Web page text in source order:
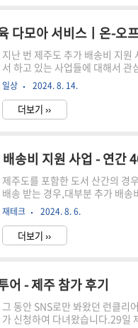
식사 가격까지 포함해도 훨씬 유
입장 후 4시에 겨우겨우 수영장을
그날 저는 모든 체력을 소진하여
고 일찍 자리에 눕게 됐습니다. 아
격금호리조트 제주는 서귀포시 남
있으며,코코몽 테마파크 바로 옆
지만 저는 제주시에서 넘어가야 해
다모아 서비스ㅣ온-오
지난 번 제주도 추가 배송비 지원
서 하고 있는 사업들에 대해서 관
습니다. 그러다 제주도 공식 유투
템 오픈 소식이 있어 살펴 봤습니
육다모아" 시스템은 도민의 평생
위해제주지역의 평생교육 정보를
긴 했으나,퀄리티가 많이 떨어져
않았는데 얼마나 개선이 됐는지
해 봤습니다. 평생교육 오프라인
긴 듯 하고,이번에 온라인 교육 시
서 괜찮다면 저도 이용해 보려고
스템 이용 방법 및 현황평생교육
기본적으로 도민들을 대상으로 하
일상 2024. 8. 14.
더보기 ››
제주도를 포함한 도서 산간의 경
배송 받는 경우,대부분 추가 배송
는 경우가 많습니다. 지난 번 러닝
해외 구매를 했었는데,처음에는
으나 제주도의 경우 10,000원 추
했습니다. 이러한 추가 배송비 부
잡하고 까다로워서 사업지 지지부
다시 지원 사업을 시작하면서 절차
화 됐습니다. 추가 배송비 지원
차 추가배송비를 지원 받기 위해
재테크 2024. 8. 6.
더보기 ››
어 - 제주 참가 후기
그 동안 SNS로만 봐왔던 런클리
가 신청하여 다녀왔습니다.29일